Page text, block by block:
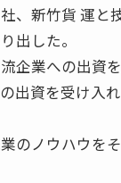
、新竹貨 運と
出した。
企業への出資
出資を受け入
のノウハウを